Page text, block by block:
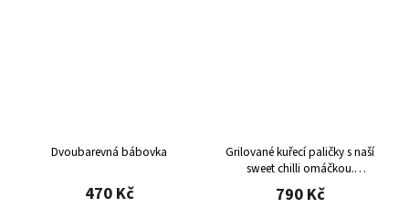
Dvoubarevná bábovka
470 Kč
Grilované kuřecí paličky s naší
sweet chilli omáčkou.
Objednávka min. 3 dny předem
790 Kč